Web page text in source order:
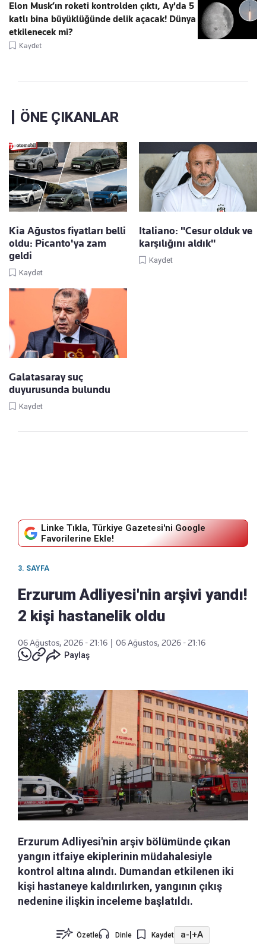
Elon Musk’ın roketi kontrolden çıktı, Ay'da 5
katlı bina büyüklüğünde delik açacak! Dünya
etkilenecek mi?
Kaydet
ÖNE ÇIKANLAR
Kia Ağustos fiyatları belli
oldu: Picanto'ya zam
geldi
Kaydet
Italiano: "Cesur olduk ve
karşılığını aldık"
Kaydet
Galatasaray suç
duyurusunda bulundu
Kaydet
Linke Tıkla, Türkiye Gazetesi'ni Google
Favorilerine Ekle!
3. SAYFA
Erzurum Adliyesi'nin arşivi yandı!
2 kişi hastanelik oldu
06 Ağustos, 2026 - 21:16
06 Ağustos, 2026 - 21:16
Paylaş
Erzurum Adliyesi'nin arşiv bölümünde çıkan
yangın itfaiye ekiplerinin müdahalesiyle
kontrol altına alındı. Dumandan etkilenen iki
kişi hastaneye kaldırılırken, yangının çıkış
nedenine ilişkin inceleme başlatıldı.
Özetle Dinle Kaydet a-|+A